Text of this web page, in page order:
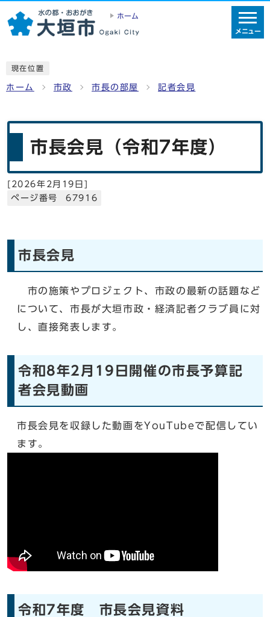
ホーム
メニュー
現在位置
ホーム 市政 市長の部屋 記者会見
市長会見（令和7年度）
[ 2026年2月19日 ]
ページ番号 67916
市長会見
市の施策やプロジェクト、市政の最新の話題など
について、市長が大垣市政・経済記者クラブ員に対
し、直接発表します。
令和8年2月19日開催の市長予算記
者会見動画
市長会見を収録した動画をYouTubeで配信してい
ます。
令和7年度 市長会見資料